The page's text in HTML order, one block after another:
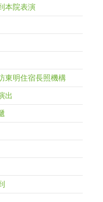
本院表演
東明住宿長照機構
出